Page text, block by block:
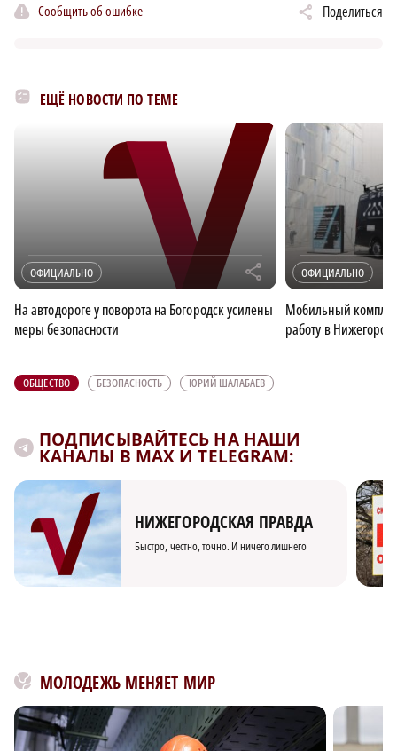
Сообщить об ошибке Поделиться
ЕЩЁ НОВОСТИ ПО ТЕМЕ
ОФИЦИАЛЬНО r
На автодороге у поворота на Богородск усилены
меры безопасности
ОФИЦИАЛЬНО
Мобильный
работу в
ОБЩЕСТВО БЕЗОПАСНОСТЬ ЮРИЙ ШАЛАБАЕВ
ПОДПИСЫВАЙТЕСЬ НА НАШИ
КАНАЛЫ В MAX И TELEGRAM:
НИЖЕГОРОДСКАЯ ПРАВДА
Быстро, честно, точно. И ничего лишнего
МОЛОДЕЖЬ МЕНЯЕТ МИР